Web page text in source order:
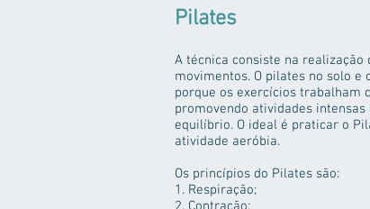
Pilates
A técnica consiste na realização
movimentos. O pilates no solo e
porque os exercícios trabalham
promovendo atividades
equilíbrio. O ideal é praticar o
atividade aeróbia.
Os princípios do Pilates são:
1. Respiração;